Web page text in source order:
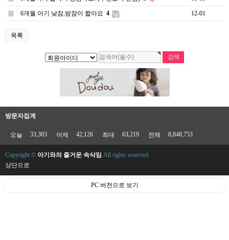
잠 6개월 아기 낮잠,밤잠이 짧아요 4 12-01
목록
방문자집계
오늘 33,303 어제 42,126 최대 63,219 전체 8,848,753
Copyright © 아기와의 즐거운 속삭임 All rights reserved.
상단으로
PC 버전으로 보기